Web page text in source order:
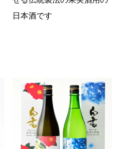
日本酒です